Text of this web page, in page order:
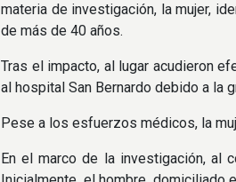
materia de investigación, la mujer,
de más de 40 años.
Tras el impacto, al lugar acudieron
al hospital San Bernardo debido a la
Pese a los esfuerzos médicos, la
En el marco de la investigación, al